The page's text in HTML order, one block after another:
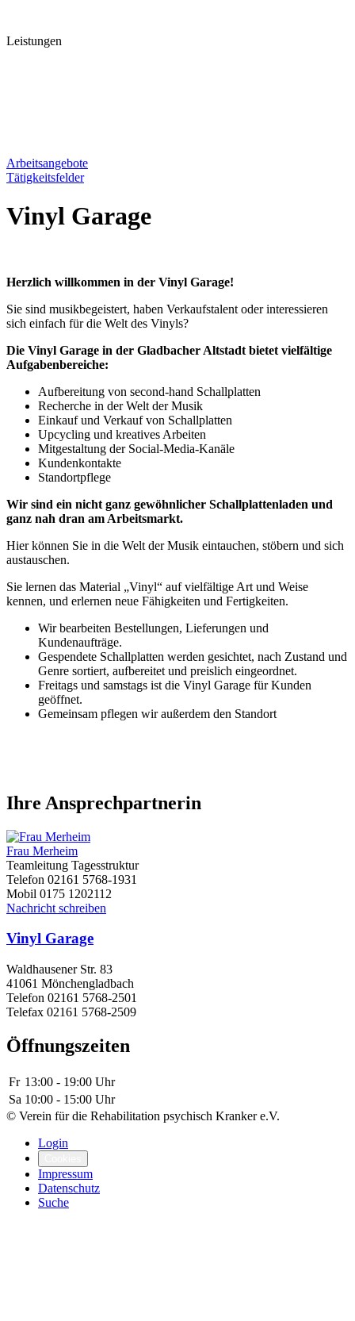
Leistungen
Arbeitsangebote
Tätigkeitsfelder
Vinyl Garage
Herzlich willkommen in der Vinyl Garage!
Sie sind musikbegeistert, haben Verkaufstalent oder interessieren
sich einfach für die Welt des Vinyls?
Die Vinyl Garage in der Gladbacher Altstadt bietet vielfältige
Aufgabenbereiche:
Aufbereitung von second-hand Schallplatten
Recherche in der Welt der Musik
Einkauf und Verkauf von Schallplatten
Upcycling und kreatives Arbeiten
Mitgestaltung der Social-Media-Kanäle
Kundenkontakte
Standortpflege
Wir sind ein nicht ganz gewöhnlicher Schallplattenladen und
ganz nah dran am Arbeitsmarkt.
Hier können Sie in die Welt der Musik eintauchen, stöbern und sich
austauschen.
Sie lernen das Material „Vinyl“ auf vielfältige Art und Weise
kennen, und erlernen neue Fähigkeiten und Fertigkeiten.
Wir bearbeiten Bestellungen, Lieferungen und
Kundenaufträge.
Gespendete Schallplatten werden gesichtet, nach Zustand und
Genre sortiert, aufbereitet und preislich eingeordnet.
Freitags und samstags ist die Vinyl Garage für Kunden
geöffnet.
Gemeinsam pflegen wir außerdem den Standort
Ihre Ansprechpartnerin
Frau Merheim
Teamleitung Tagesstruktur
Telefon 02161 5768-1931
Mobil 0175 1202112
Nachricht schreiben
Vinyl Garage
Waldhausener Str. 83
41061 Mönchengladbach
Telefon 02161 5768-2501
Telefax 02161 5768-2509
Öffnungszeiten
Fr 13:00 - 19:00 Uhr
Sa 10:00 - 15:00 Uhr
© Verein für die Rehabilitation psychisch Kranker e.V.
Login
Impressum
Datenschutz
Suche